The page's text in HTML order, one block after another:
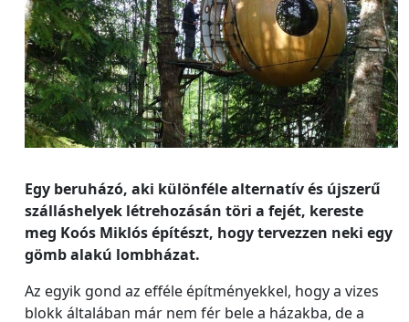
Egy beruházó, aki különféle alternatív és újszerű
szálláshelyek létrehozásán töri a fejét, kereste
meg Koós Miklós építészt, hogy tervezzen neki egy
gömb alakú lombházat.
Az egyik gond az efféle építményekkel, hogy a vizes
blokk általában már nem fér bele a házakba, de a